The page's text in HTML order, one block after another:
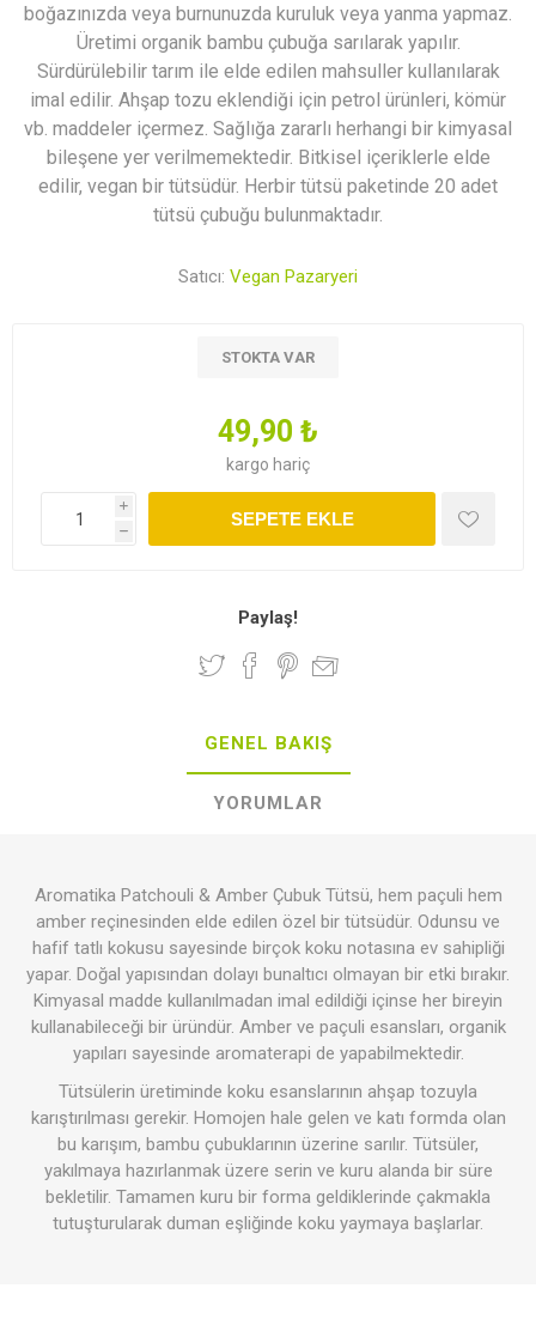
boğazınızda veya burnunuzda kuruluk veya yanma yapmaz.
Üretimi organik bambu çubuğa sarılarak yapılır.
Sürdürülebilir tarım ile elde edilen mahsuller kullanılarak
imal edilir. Ahşap tozu eklendiği için petrol ürünleri, kömür
vb. maddeler içermez. Sağlığa zararlı herhangi bir kimyasal
bileşene yer verilmemektedir. Bitkisel içeriklerle elde
edilir, vegan bir tütsüdür. Herbir tütsü paketinde 20 adet
tütsü çubuğu bulunmaktadır.
Satıcı: Vegan Pazaryeri
STOKTA VAR
49,90 ₺
kargo hariç
i
h
SEPETE EKLE
Paylaş!
GENEL BAKIŞ
YORUMLAR
Aromatika Patchouli & Amber Çubuk Tütsü, hem paçuli hem
amber reçinesinden elde edilen özel bir tütsüdür. Odunsu ve
hafif tatlı kokusu sayesinde birçok koku notasına ev sahipliği
yapar. Doğal yapısından dolayı bunaltıcı olmayan bir etki bırakır.
Kimyasal madde kullanılmadan imal edildiği içinse her bireyin
kullanabileceği bir üründür. Amber ve paçuli esansları, organik
yapıları sayesinde aromaterapi de yapabilmektedir.
Tütsülerin üretiminde koku esanslarının ahşap tozuyla
karıştırılması gerekir. Homojen hale gelen ve katı formda olan
bu karışım, bambu çubuklarının üzerine sarılır. Tütsüler,
yakılmaya hazırlanmak üzere serin ve kuru alanda bir süre
bekletilir. Tamamen kuru bir forma geldiklerinde çakmakla
tutuşturularak duman eşliğinde koku yaymaya başlarlar.